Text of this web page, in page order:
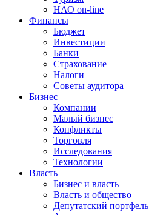
НАО on-line
Финансы
Бюджет
Инвестиции
Банки
Страхование
Налоги
Советы аудитора
Бизнес
Компании
Малый бизнес
Конфликты
Торговля
Исследования
Технологии
Власть
Бизнес и власть
Власть и общество
Депутатский портфель